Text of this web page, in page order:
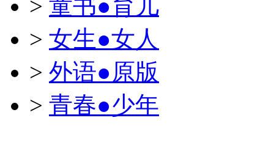
> 童书●育儿
> 女生●女人
> 外语●原版
> 青春●少年